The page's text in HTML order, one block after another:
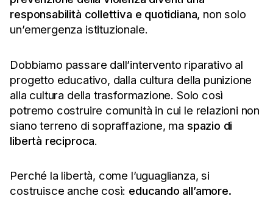
responsabilità collettiva e quotidiana, non solo
un’emergenza istituzionale.
Dobbiamo passare dall’intervento riparativo al
progetto educativo, dalla cultura della punizione
alla cultura della trasformazione. Solo così
potremo costruire comunità in cui le relazioni non
siano terreno di sopraffazione, ma spazio di
libertà reciproca.
Perché la libertà, come l’uguaglianza, si
costruisce anche così: educando all’amore.